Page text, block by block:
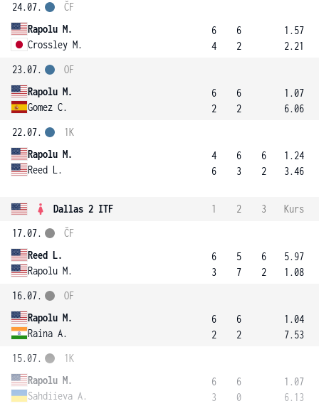
24.07.
Rapolu M.
Crossley M.
ČF
6
4
6
2
1.57
2.21
23.07.
Rapolu M.
Gomez C.
OF
6
2
6
2
1.07
6.06
22.07.
Rapolu M.
Reed L.
1K
4
6
6
3
6
2
1.24
3.46
Dallas 2 ITF 1 2 3
Kurs
17.07.
Reed L.
Rapolu M.
ČF
6
3
5
7
6
2
5.97
1.08
16.07.
Rapolu M.
Raina A.
OF
6
2
6
2
1.04
7.53
15.07.
Rapolu M.
Sahdiieva A.
1K
6
3
6
0
1.07
6.13